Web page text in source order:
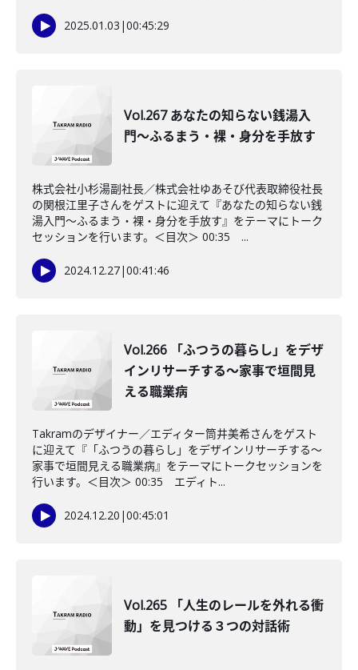
2025.01.03 |00:45:29
Vol.267 あなたの知らない銭湯入
門〜ふるまう・裸・身分を手放す
株式会社小杉湯副社長／株式会社ゆあそび代表取締役社長
の関根江里子さんをゲストに迎えて『あなたの知らない銭
湯入門〜ふるまう・裸・身分を手放す』をテーマにトーク
セッションを行います。＜目次＞ 00:35 ...
2024.12.27|00:41:46
Vol.266 「ふつうの暮らし」をデザ
インリサーチする～家事で垣間見
える職業病
Takramのデザイナー／エディター筒井美希さんをゲスト
に迎えて『「ふつうの暮らし」をデザインリサーチする～
家事で垣間見える職業病』をテーマにトークセッションを
行います。＜目次＞ 00:35 エディト...
2024.12.20 |00:45:01
Vol.265 「人生のレールを外れる衝
動」を見つける３つの対話術